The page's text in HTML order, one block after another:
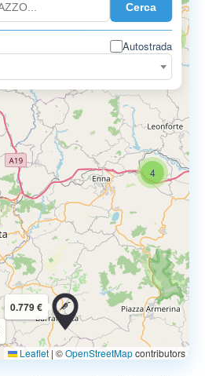
Cerca
Autostrada
4
0.779 €
Leaflet | ©OpenStreetMapcontributors